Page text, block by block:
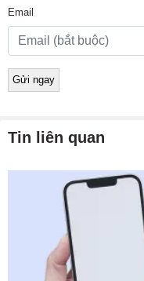
Email
Tin liên quan